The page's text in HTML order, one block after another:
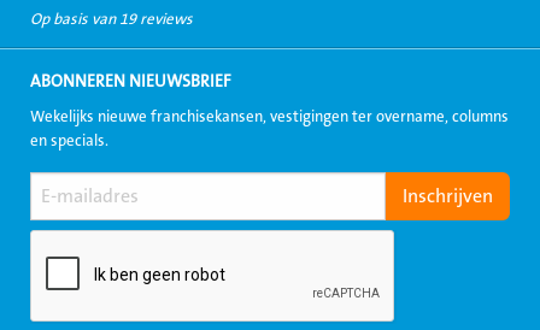
Op basis van 19 reviews
ABONNEREN NIEUWSBRIEF
Wekelijks nieuwe franchisekansen, vestigingen ter overname, columns
en specials.